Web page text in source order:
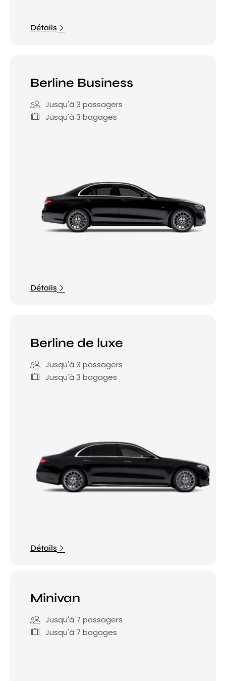
Détails
Berline Business
Jusqu'à 3 passagers
Jusqu'à 3 bagages
Détails
Berline de luxe
Jusqu'à 3 passagers
Jusqu'à 3 bagages
Détails
Minivan
Jusqu'à 7 passagers
Jusqu'à 7 bagages